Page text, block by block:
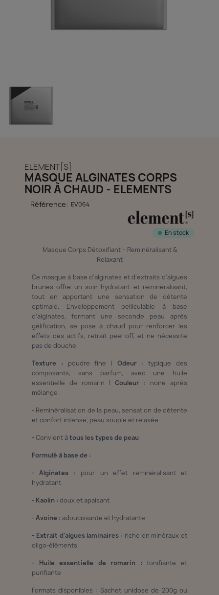
ELEMENT[S]
MASQUE ALGINATES CORPS
NOIR À CHAUD - ELEMENTS
Référence: EV064
En stock
Masque Corps Détoxifiant – Reminéralisant &
Relaxant
Ce masque à base d'alginates et d'extraits d'algues
brunes offre un soin hydratant et reminéralisant,
tout en apportant une sensation de détente
optimale. Enveloppement pelliculable à base
d’alginates, formant une seconde peau après
gélification, se pose à chaud pour renforcer les
effets des actifs, retrait peel-off, et ne nécessite
pas de douche.
Texture : poudre fine | Odeur : typique des
composants, sans parfum, avec une huile
essentielle de romarin | Couleur : noire après
mélange
- Reminéralisation de la peau, sensation de détente
et confort intense, peau souple et relaxée
-Convient àtous les types de peau
Formulé à base de :
- Alginates : pour un effet reminéralisant et
hydratant
- Kaolin : doux et apaisant
- Avoine : adoucissante et hydratante
- Extrait d'algues laminaires : riche en minéraux et
oligo-éléments
- Huile essentielle de romarin : tonifiante et
purifiante
Formats disponibles : Sachet unidose de 200g ou
ACCÈS COMPTE